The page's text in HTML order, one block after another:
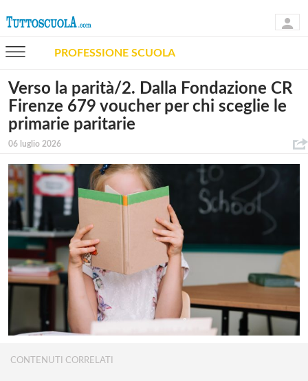
PROFESSIONE SCUOLA
Verso la parità/2. Dalla Fondazione CR
Firenze 679 voucher per chi sceglie le
primarie paritarie
06 luglio 2026
CONTENUTI CORRELATI